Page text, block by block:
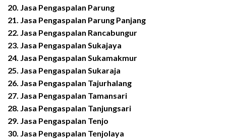
20. Jasa Pengaspalan Parung
21. Jasa Pengaspalan Parung Panjang
22. Jasa Pengaspalan Rancabungur
23. Jasa Pengaspalan Sukajaya
24. Jasa Pengaspalan Sukamakmur
25. Jasa Pengaspalan Sukaraja
26. Jasa Pengaspalan Tajurhalang
27. Jasa Pengaspalan Tamansari
28. Jasa Pengaspalan Tanjungsari
29. Jasa Pengaspalan Tenjo
30. Jasa Pengaspalan Tenjolaya